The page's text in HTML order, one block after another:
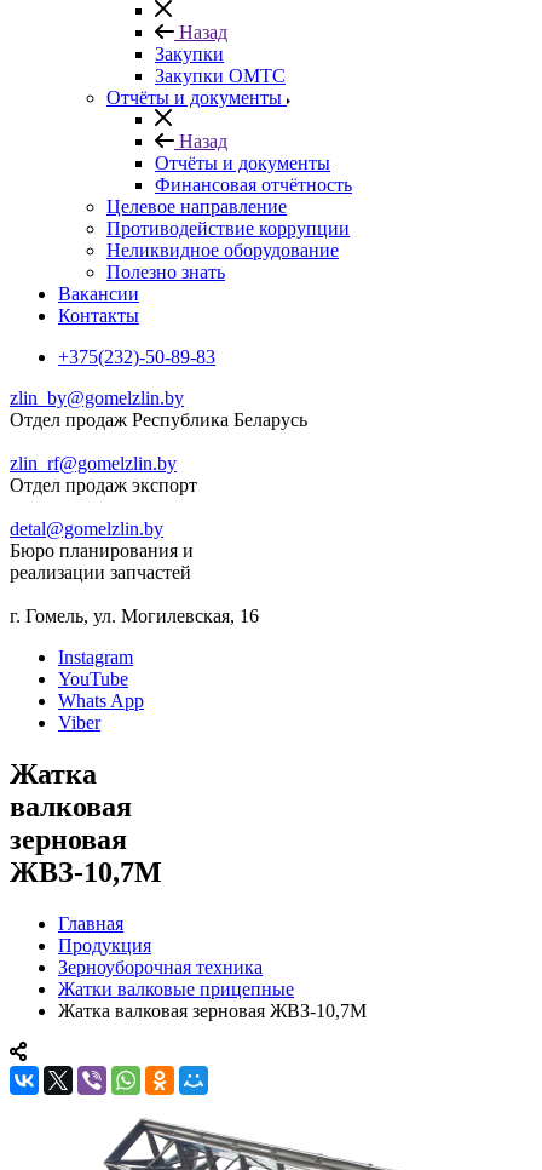
Назад
Закупки
Закупки ОМТС
Отчёты и документы
Назад
Отчёты и документы
Финансовая отчётность
Целевое направление
Противодействие коррупции
Неликвидное оборудование
Полезно знать
Вакансии
Контакты
+375(232)-50-89-83
zlin_by@gomelzlin.by
Отдел продаж Республика Беларусь
zlin_rf@gomelzlin.by
Отдел продаж экспорт
detal@gomelzlin.by
Бюро планирования и
реализации запчастей
г. Гомель, ул. Могилевская, 16
Instagram
YouTube
Whats App
Viber
Жатка
валковая
зерновая
ЖВЗ-10,7М
Главная
Продукция
Зерноуборочная техника
Жатки валковые прицепные
Жатка валковая зерновая ЖВЗ-10,7М